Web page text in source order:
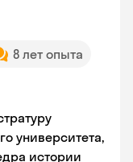
8 лет опыта
университета,
истории